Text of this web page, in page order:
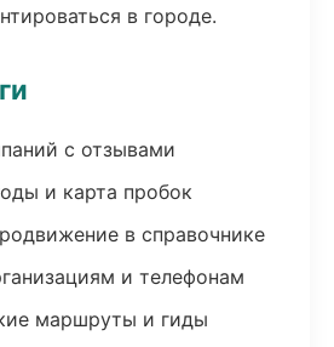
в городе.
с отзывами
и карта пробок
в справочнике
и телефонам
маршруты и гиды